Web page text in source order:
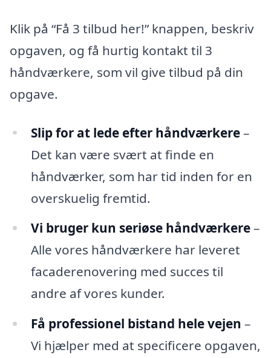
Klik på “Få 3 tilbud her!” knappen, beskriv
opgaven, og få hurtig kontakt til 3
håndværkere, som vil give tilbud på din
opgave.
Slip for at lede efter håndværkere–
Det kan være svært at finde en
håndværker, som har tid inden for en
overskuelig fremtid.
Vi bruger kun seriøse håndværkere–
Alle vores håndværkere har leveret
facaderenovering med succes til
andre af vores kunder.
Få professionel bistand hele vejen –
Vi hjælper med at specificere opgaven,